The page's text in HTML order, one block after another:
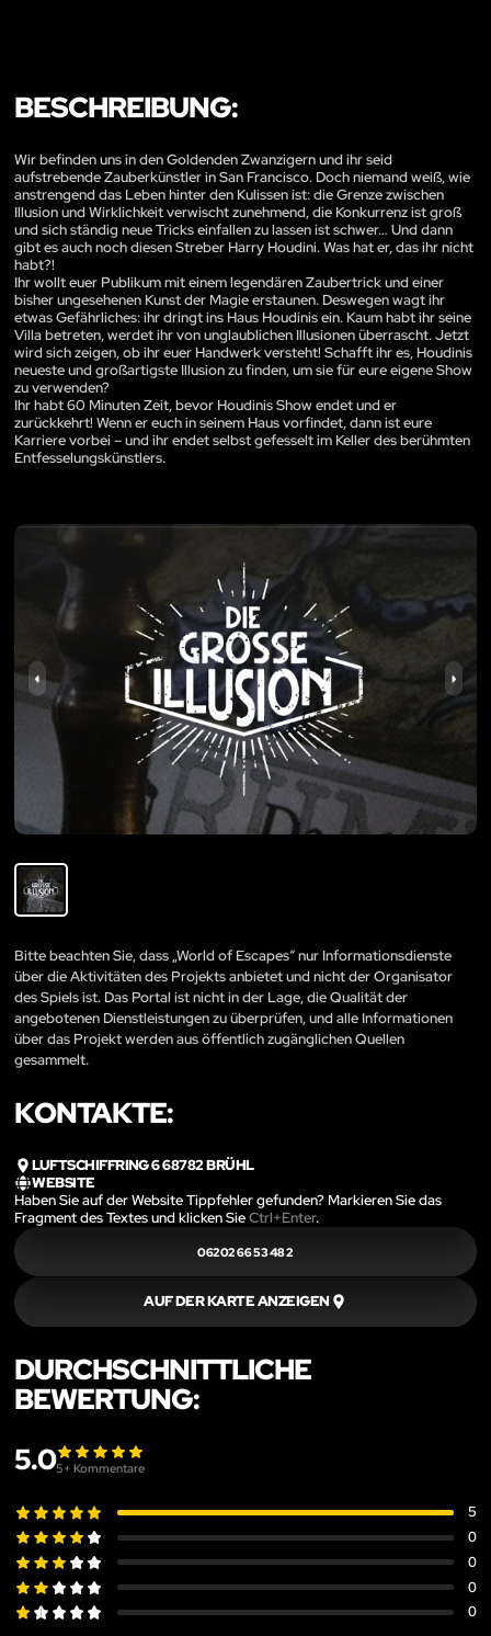
BESCHREIBUNG:
Wir befinden uns in den Goldenden Zwanzigern und ihr seid
aufstrebende Zauberkünstler in San Francisco. Doch niemand weiß, wie
anstrengend das Leben hinter den Kulissen ist: die Grenze zwischen
Illusion und Wirklichkeit verwischt zunehmend, die Konkurrenz ist groß
und sich ständig neue Tricks einfallen zu lassen ist schwer… Und dann
gibt es auch noch diesen Streber Harry Houdini. Was hat er, das ihr nicht
habt?!
Ihr wollt euer Publikum mit einem legendären Zaubertrick und einer
bisher ungesehenen Kunst der Magie erstaunen. Deswegen wagt ihr
etwas Gefährliches: ihr dringt ins Haus Houdinis ein. Kaum habt ihr seine
Villa betreten, werdet ihr von unglaublichen Illusionen überrascht. Jetzt
wird sich zeigen, ob ihr euer Handwerk versteht! Schafft ihr es, Houdinis
neueste und großartigste Illusion zu finden, um sie für eure eigene Show
zu verwenden?
Ihr habt 60 Minuten Zeit, bevor Houdinis Show endet und er
zurückkehrt! Wenn er euch in seinem Haus vorfindet, dann ist eure
Karriere vorbei – und ihr endet selbst gefesselt im Keller des berühmten
Entfesselungskünstlers.
Bitte beachten Sie, dass „World of Escapes“ nur Informationsdienste
über die Aktivitäten des Projekts anbietet und nicht der Organisator
des Spiels ist. Das Portal ist nicht in der Lage, die Qualität der
angebotenen Dienstleistungen zu überprüfen, und alle Informationen
über das Projekt werden aus öffentlich zugänglichen Quellen
gesammelt.
KONTAKTE:
LUFTSCHIFFRING 6 68782 BRÜHL
WEBSITE
Haben Sie auf der Website Tippfehler gefunden? Markieren Sie das
Fragment des Textes und klicken SieCtrl+Enter.
06202 66 53 48 2
AUF DER KARTE ANZEIGEN
DURCHSCHNITTLICHE
BEWERTUNG:
5.05+ Kommentare
5
0
0
0
0